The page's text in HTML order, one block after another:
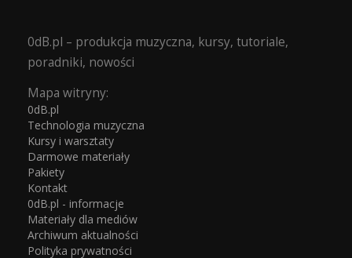
0dB.pl – produkcja muzyczna, kursy, tutoriale,
poradniki, nowości
Mapa witryny:
0dB.pl
Technologia muzyczna
Kursy i warsztaty
Darmowe materiały
Pakiety
Kontakt
0dB.pl - informacje
Materiały dla mediów
Archiwum aktualności
Polityka prywatności